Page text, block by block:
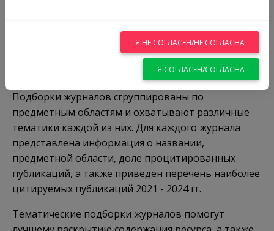
IEEE / IET Electronic Library
Institute of Electrical and Electronics
, подготовленный УОИР РЦНИ.
Подборки журналов сгруппированы по
предметным областям и охватывают различные
тематики каждой из них. Для каждого журнала
представлена информация о названии,
предметной области, доле процитированных
публикаций, а также приведен перечень наиболее
цитируемых публикаций 2021 - 2024 гг.
Тематические подборки журналов помогут
Я НЕ СОГЛАСЕН/НЕ СОГЛАСНА
Я СОГЛАСЕН/СОГЛАСНА